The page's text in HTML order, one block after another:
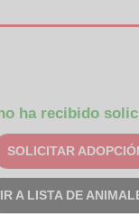
ha recibido
SOLICITAR
IR A LISTA DE